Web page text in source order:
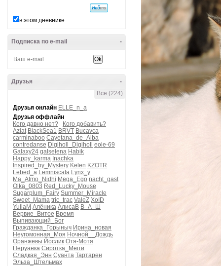
в этом дневнике
-
Подписка по e-mail
-
Друзья
Все (224)
Друзья онлайн ELLE_n_a
Друзья оффлайн
Кого давно нет?
Кого добавить?
Aziat BlackSea1 BRVT Bucavca
carminaboo Cayetana_de_Alba
contredanse Digiholl_Digiholl
eole-69
Galaxy24 galselena Habik
Happy_karma Inachka
Inspired_by_Mystery Kelen KZOTR
Lebed_a Lemniscata Lynx_y
Ma_Atmo_Nidhi Mega_Ego nacht_gast
Olka_0803 Red_Lucky_Mouse
Sugarplum_Fairy Summer_Miracle
Sweet_Mama tric_trac ValeZ XoID
YuliaM Алёника АлисаВ В_А_Ш
Вервие_Витое Время
Выпивающий_Бог
Гражданка_Горыныч Ирина_новая
Неугомонная_Моя Ночной__Дождь
Оранжевы Йослик Отя-Мотя
Перуанка Сиротка_Мегги
Сладкая_Энн Суанта Тартарен
Эльза_Штельмах